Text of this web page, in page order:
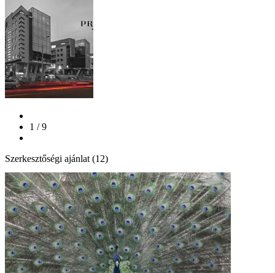
1 / 9
Szerkesztőségi ajánlat (12)